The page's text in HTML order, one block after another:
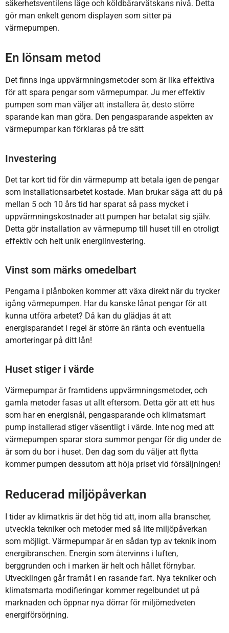
säkerhetsventilens läge och köldbärarvätskans nivå. Detta
gör man enkelt genom displayen som sitter på
värmepumpen.
En lönsam metod
Det finns inga uppvärmningsmetoder som är lika effektiva
för att spara pengar som värmepumpar. Ju mer effektiv
pumpen som man väljer att installera är, desto större
sparande kan man göra. Den pengasparande aspekten av
värmepumpar kan förklaras på tre sätt
Investering
Det tar kort tid för din värmepump att betala igen de pengar
som installationsarbetet kostade. Man brukar säga att du på
mellan 5 och 10 års tid har sparat så pass mycket i
uppvärmningskostnader att pumpen har betalat sig själv.
Detta gör installation av värmepump till huset till en otroligt
effektiv och helt unik energiinvestering.
Vinst som märks omedelbart
Pengarna i plånboken kommer att växa direkt när du trycker
igång värmepumpen. Har du kanske lånat pengar för att
kunna utföra arbetet? Då kan du glädjas åt att
energisparandet i regel är större än ränta och eventuella
amorteringar på ditt lån!
Huset stiger i värde
Värmepumpar är framtidens uppvärmningsmetoder, och
gamla metoder fasas ut allt eftersom. Detta gör att ett hus
som har en energisnål, pengasparande och klimatsmart
pump installerad stiger väsentligt i värde. Inte nog med att
värmepumpen sparar stora summor pengar för dig under de
år som du bor i huset. Den dag som du väljer att flytta
kommer pumpen dessutom att höja priset vid försäljningen!
Reducerad miljöpåverkan
I tider av klimatkris är det hög tid att, inom alla branscher,
utveckla tekniker och metoder med så lite miljöpåverkan
som möjligt. Värmepumpar är en sådan typ av teknik inom
energibranschen. Energin som återvinns i luften,
berggrunden och i marken är helt och hållet förnybar.
Utvecklingen går framåt i en rasande fart. Nya tekniker och
klimatsmarta modifieringar kommer regelbundet ut på
marknaden och öppnar nya dörrar för miljömedveten
energiförsörjning.